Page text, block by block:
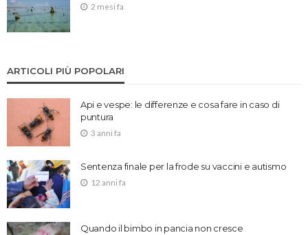
2 mesi fa
ARTICOLI PIÙ POPOLARI
Api e vespe: le differenze e cosa fare in caso di
puntura
3 anni fa
Sentenza finale per la frode su vaccini e autismo
12 anni fa
Quando il bimbo in pancia non cresce